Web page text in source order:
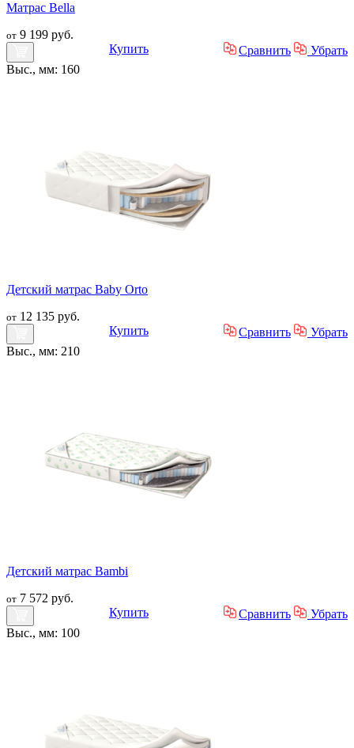
Матрас Bella
от 9 199 руб.
Купить
Сравнить
Убрать
Выс., мм: 160
Детский матрас Baby Orto
от 12 135 руб.
Купить
Сравнить
Убрать
Выс., мм: 210
Детский матрас Bambi
от 7 572 руб.
Купить
Сравнить
Убрать
Выс., мм: 100